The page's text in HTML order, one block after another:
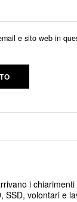
e sito web in
i chiarimenti
SSD, volontari e